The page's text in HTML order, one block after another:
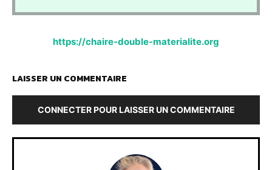
https://chaire-double-materialite.org
LAISSER UN COMMENTAIRE
CONNECTER POUR LAISSER UN COMMENTAIRE